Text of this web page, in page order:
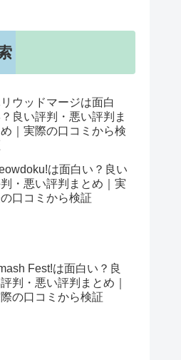
ウッドマージは面白
良い評判・悪い評判ま
｜実際の口コミから検
は面白い？良い
・悪い評判まとめ｜実
口コミから検証
Fest!は面白い？良
判・悪い評判まとめ｜
の口コミから検証